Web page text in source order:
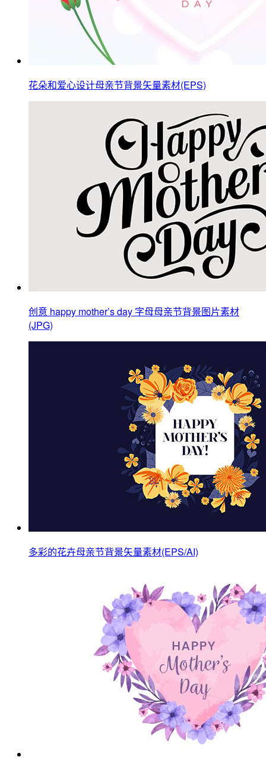
花朵和爱心设计母亲节背景矢量素材(EPS)
创意 happy mother’s day 字母母亲节背景图片素材
(JPG)
多彩的花卉母亲节背景矢量素材(EPS/AI)